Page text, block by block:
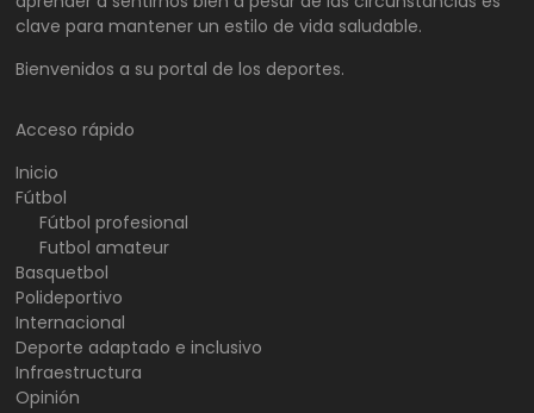
clave para mantener un estilo de vida saludable.
Bienvenidos a su portal de los deportes.
Acceso rápido
Inicio
Fútbol
Fútbol profesional
Futbol amateur
Basquetbol
Polideportivo
Internacional
Deporte adaptado e inclusivo
Infraestructura
Opinión